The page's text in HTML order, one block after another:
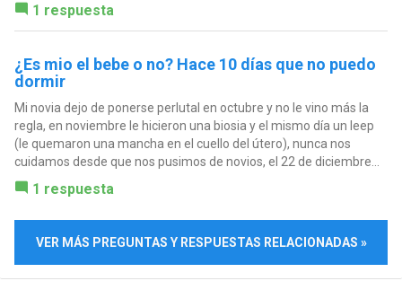
1 respuesta
¿Es mio el bebe o no? Hace 10 días que no puedo
dormir
Mi novia dejo de ponerse perlutal en octubre y no le vino más la
regla, en noviembre le hicieron una biosia y el mismo día un leep
(le quemaron una mancha en el cuello del útero), nunca nos
cuidamos desde que nos pusimos de novios, el 22 de diciembre...
1 respuesta
VER MÁS PREGUNTAS Y RESPUESTAS RELACIONADAS »